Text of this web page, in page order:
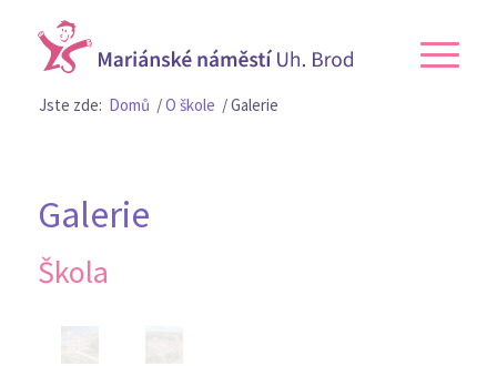
Jste zde: Domů /O škole /Galerie
Galerie
Škola